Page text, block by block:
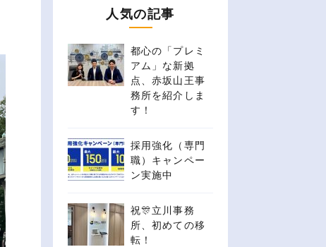
人気の記事
都心の「プレミ
アム」な新拠
点、赤坂山王事
務所を紹介しま
す！
採用強化（専門
職）キャンペー
ン実施中
祝🎊立川事務
所、初めての移
転！